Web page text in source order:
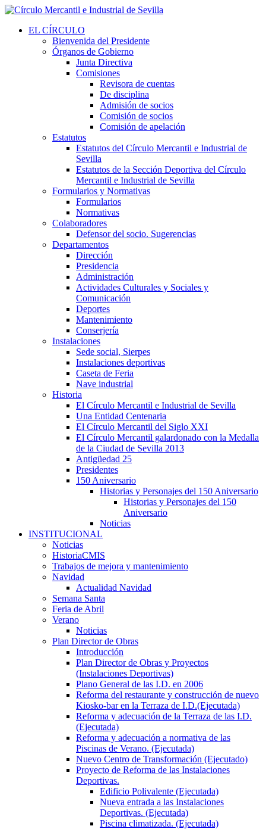
EL CÍRCULO
Bienvenida del Presidente
Órganos de Gobierno
Junta Directiva
Comisiones
Revisora de cuentas
De disciplina
Admisión de socios
Comisión de socios
Comisión de apelación
Estatutos
Estatutos del Círculo Mercantil e Industrial de
Sevilla
Estatutos de la Sección Deportiva del Círculo
Mercantil e Industrial de Sevilla
Formularios y Normativas
Formularios
Normativas
Colaboradores
Defensor del socio. Sugerencias
Departamentos
Dirección
Presidencia
Administración
Actividades Culturales y Sociales y
Comunicación
Deportes
Mantenimiento
Conserjería
Instalaciones
Sede social, Sierpes
Instalaciones deportivas
Caseta de Feria
Nave industrial
Historia
El Círculo Mercantil e Industrial de Sevilla
Una Entidad Centenaria
El Círculo Mercantil del Siglo XXI
El Círculo Mercantil galardonado con la Medalla
de la Ciudad de Sevilla 2013
Antigüedad 25
Presidentes
150 Aniversario
Historias y Personajes del 150 Aniversario
Historias y Personajes del 150
Aniversario
Noticias
INSTITUCIONAL
Noticias
HistoriaCMIS
Trabajos de mejora y mantenimiento
Navidad
Actualidad Navidad
Semana Santa
Feria de Abril
Verano
Noticias
Plan Director de Obras
Introducción
Plan Director de Obras y Proyectos
(Instalaciones Deportivas)
Plano General de las I.D. en 2006
Reforma del restaurante y construcción de nuevo
Kiosko-bar en la Terraza de I.D.(Ejecutada)
Reforma y adecuación de la Terraza de las I.D.
(Ejecutada)
Reforma y adecuación a normativa de las
Piscinas de Verano. (Ejecutada)
Nuevo Centro de Transformación (Ejecutado)
Proyecto de Reforma de las Instalaciones
Deportivas.
Edificio Polivalente (Ejecutada)
Nueva entrada a las Instalaciones
Deportivas. (Ejecutada)
Piscina climatizada. (Ejecutada)